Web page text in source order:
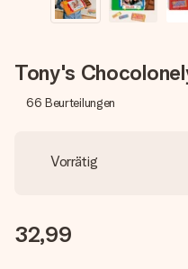
Tony's
66 Beurteilungen
Vorrätig
32,99